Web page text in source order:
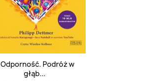
Odporność. Podróż w
głąb...